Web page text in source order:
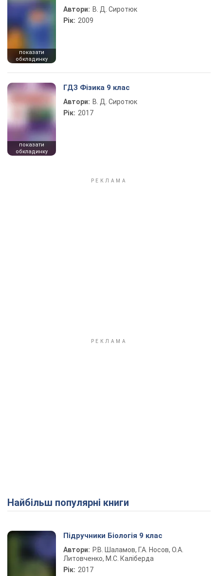
показати
обкладинку
Автори: В. Д. Сиротюк
Рік: 2009
показати
обкладинку
ГДЗ Фізика 9 клас
Автори: В. Д. Сиротюк
Рік: 2017
Найбільш популярні книги
Підручники Біологія 9 клас
Автори: Р.В. Шаламов, Г.А. Носов, О.А.
Литовченко, М.С. Каліберда
Рік: 2017